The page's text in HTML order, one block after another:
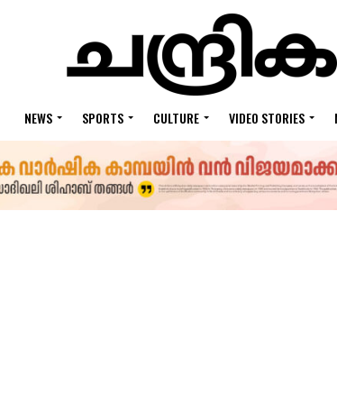
NEWS SPORTS CULTURE VIDEO STORIES